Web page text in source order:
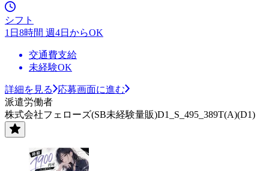
シフト
1日8時間 週4日からOK
交通費支給
未経験OK
詳細を見る
応募画面に進む
派遣労働者
株式会社フェローズ(SB未経験量販)D1_S_495_389T(A)(D1)